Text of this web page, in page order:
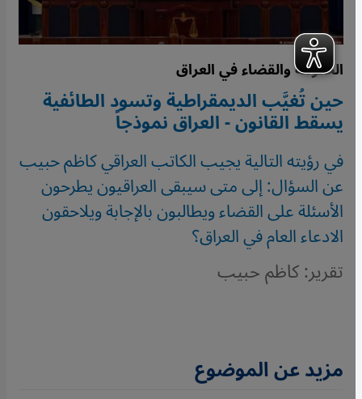
الحكومة والقضاء في العراق
حين تُغيَّب الديمقراطية وتسود الطائفية
يسقط القانون - العراق نموذجاً
في رؤيته التالية يجيب الكاتب العراقي كاظم حبيب
عن السؤال: إلى متى سيبقى العراقيون يطرحون
الأسئلة على القضاء ويطالبون بالإجابة ويلاحقون
الادعاء العام في العراق؟
تقرير: كاظم حبيب
مزيد عن الموضوع